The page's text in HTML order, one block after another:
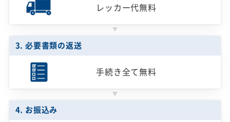
レッカー代無料
3. 必要書類の返送
手続き全て無料
4. お振込み